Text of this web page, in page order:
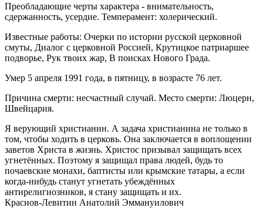
Преобладающие черты характера - внимательность,
сдержанность, усердие. Темперамент: холерический.
Известные работы: Очерки по истории русской церковной
смуты, Диалог с церковной Россией, Крутицкое патриаршее
подворье, Рук твоих жар, В поисках Нового Града.
Умер 5 апреля 1991 года, в пятницу, в возрасте 76 лет.
Причина смерти: несчастный случай. Место смерти: Люцерн,
Швейцария.
Я верующий христианин. А задача христианина не только в
том, чтобы ходить в церковь. Она заключается в воплощении
заветов Христа в жизнь. Христос призывал защищать всех
угнетённых. Поэтому я защищал права людей, будь то
почаевские монахи, баптисты или крымские татары, а если
когда-нибудь станут угнетать убеждённых
антирелигиозников, я стану защищать и их.
Краснов-Левитин Анатолий Эммануилович